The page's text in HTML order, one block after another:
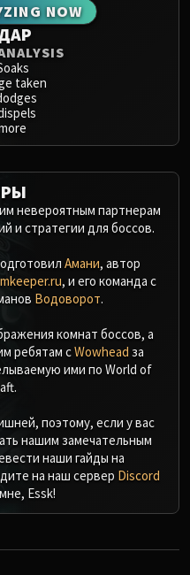
NOW
taken
невероятным партнерам
и стратегии для боссов.
Амани, автор
, и его команда с
Водоворот.
комнат боссов, а
ребятам сWowhead за
ими по World of
поэтому, если у вас
нашим замечательным
наши гайды на
на наш сервер Discord
Essk!